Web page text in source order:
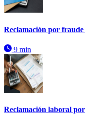
Reclamación por
9 min
Reclamación laboral